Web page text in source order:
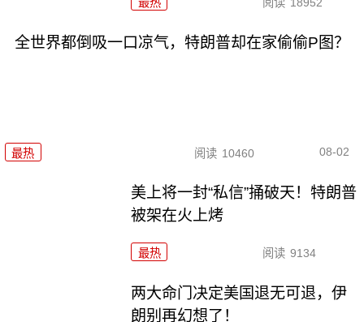
最热 阅读 18952
全世界都倒吸一口凉气，特朗普却在家偷偷P图？
最热 阅读 10460 08-02
美上将一封“私信”捅破天！特朗普
被架在火上烤
最热 阅读 9134
两大命门决定美国退无可退，伊
朗别再幻想了！